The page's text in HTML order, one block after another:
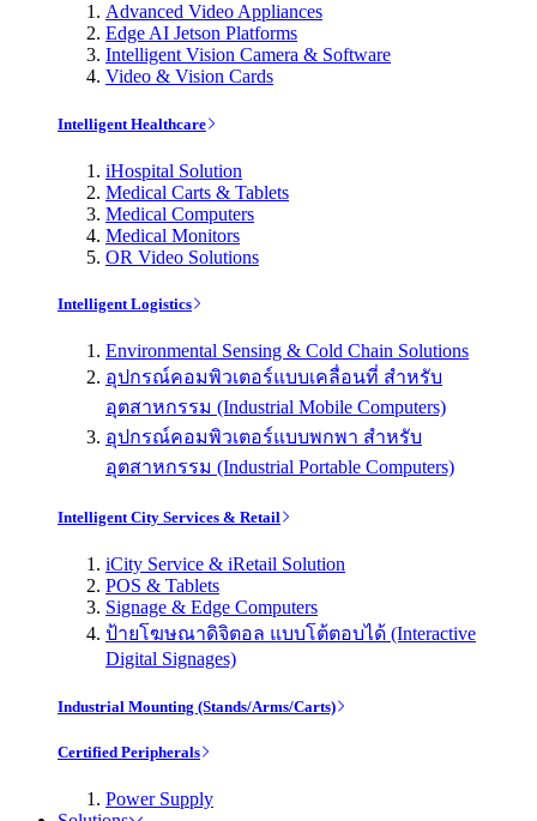
Advanced Video Appliances
Edge AI Jetson Platforms
Intelligent Vision Camera & Software
Video & Vision Cards
Intelligent Healthcare
iHospital Solution
Medical Carts & Tablets
Medical Computers
Medical Monitors
OR Video Solutions
Intelligent Logistics
Environmental Sensing & Cold Chain Solutions
อุปกรณ์คอมพิวเตอร์แบบเคลื่อนที่ สำหรับ
อุตสาหกรรม (Industrial Mobile Computers)
อุปกรณ์คอมพิวเตอร์แบบพกพา สำหรับ
อุตสาหกรรม (Industrial Portable Computers)
Intelligent City Services & Retail
iCity Service & iRetail Solution
POS & Tablets
Signage & Edge Computers
ป้ายโฆษณาดิจิตอล แบบโต้ตอบได้ (Interactive
Digital Signages)
Industrial Mounting (Stands/Arms/Carts)
Certified Peripherals
Power Supply